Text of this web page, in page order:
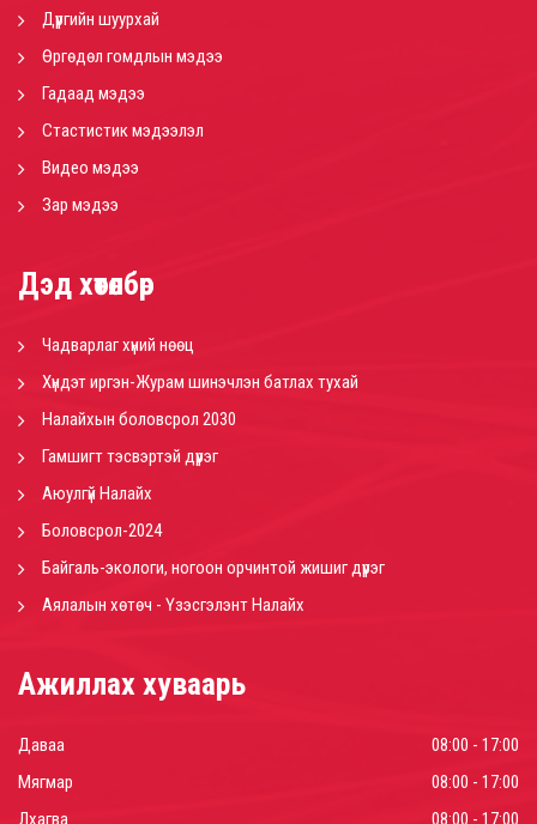
Дүүргийн шуурхай
Өргөдөл гомдлын мэдээ
Гадаад мэдээ
Стастистик мэдээлэл
Видео мэдээ
Зар мэдээ
Дэд хөтөлбөр
Чадварлаг хүний нөөц
Хүндэт иргэн-Журам шинэчлэн батлах тухай
Налайхын боловсрол 2030
Гамшигт тэсвэртэй дүүрэг
Аюулгүй Налайх
Боловсрол-2024
Байгаль-экологи, ногоон орчинтой жишиг дүүрэг
Аялалын хөтөч - Үзэсгэлэнт Налайх
Ажиллах хуваарь
Даваа
08:00 - 17:00
Мягмар
08:00 - 17:00
Лхагва
08:00 - 17:00